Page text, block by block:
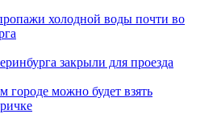
холодной воды почти во
закрыли для проезда
городе можно будет взять